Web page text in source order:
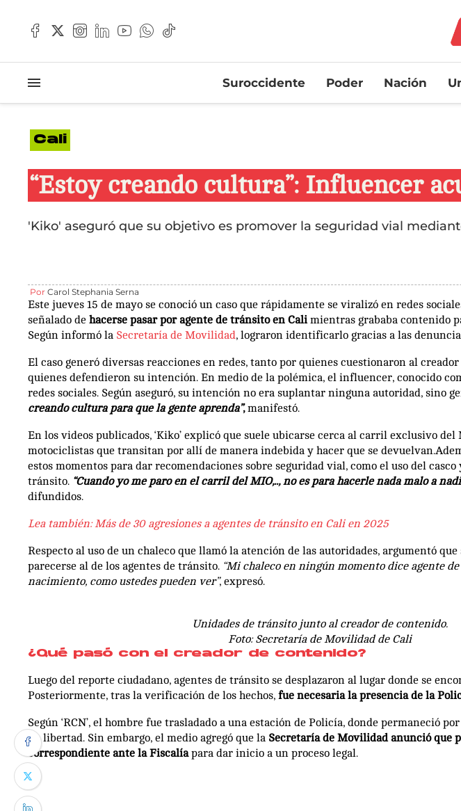
Suroccidente Poder Nación
Cali
“Estoy creando cultura”: Influencer
'Kiko' aseguró que su objetivo es promover la seguridad vial
Por Carol Stephania Serna
Este jueves 15 de mayo se conoció un caso que rápidamente se viralizó en redes
señalado de hacerse pasar por agente de tránsito en Cali mientras grababa contenido
Según informó la Secretaría de Movilidad, lograron identificarlo gracias a las
El caso generó diversas reacciones en redes, tanto por quienes cuestionaron al
quienes defendieron su intención. En medio de la polémica, el influencer, conocido
redes sociales. Según aseguró, su intención no era suplantar ninguna autoridad, sino
creando cultura para que la gente aprenda”,manifestó.
En los videos publicados, ‘Kiko’ explicó que suele ubicarse cerca al carril exclusivo
motociclistas que transitan por allí de manera indebida y hacer que se
estos momentos para dar recomendaciones sobre seguridad vial, como el uso del
tránsito. “Cuando yo me paro en el carril del MIO,.., no es para hacerle nada malo a
difundidos.
Lea también: Más de 30 agresiones a agentes de tránsito en Cali en 2025
Respecto al uso de un chaleco que llamó la atención de las autoridades, argumentó
parecerse al de los agentes de tránsito. “Mi chaleco en ningún momento dice agente
nacimiento, como ustedes pueden ver”, expresó.
Unidades de tránsito junto al creador de contenido.
Foto: Secretaría de Movilidad de Cali
¿Qué pasó con el creador de contenido?
Luego del reporte ciudadano, agentes de tránsito se desplazaron al lugar donde se
Posteriormente, tras la verificación de los hechos, fue necesaria la presencia de la
Según ‘RCN’, el hombre fue trasladado a una estación de Policía, donde permaneció
en libertad. Sin embargo, el medio agregó que la Secretaría de Movilidad anunció que
correspondiente ante la Fiscalíapara dar inicio a un proceso legal.